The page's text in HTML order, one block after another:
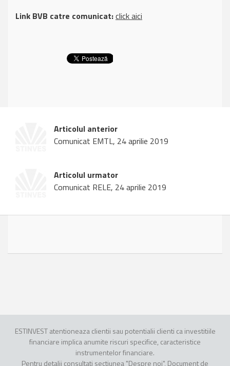
Link BVB catre comunicat:click aici
Articolul anterior
Comunicat EMTL, 24 aprilie 2019
Articolul urmator
Comunicat RELE, 24 aprilie 2019
ESTINVEST atentioneaza clientii sau potentialii clienti ca investitiile
financiare implica anumite riscuri specifice, caracteristice
instrumentelor financiare.
Pentru detalii consultati sectiunea "Despre noi", Document de